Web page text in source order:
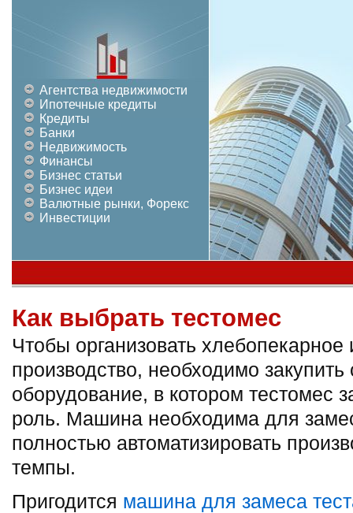
Агентства недвижимости
Ипотечные кредиты
Кредиты
Банки
Недвижимость
Финансы
Бизнес статьи
Бизнес идеи
Валютные рынки, Форекс
Инвестиции
Как выбрать тестомес
Чтобы организовать хлебопекарное
производство, необходимо
оборудование, в котором тестомес
роль. Машина необходима для
полностью автоматизировать
темпы.
Пригодится машина для замеса